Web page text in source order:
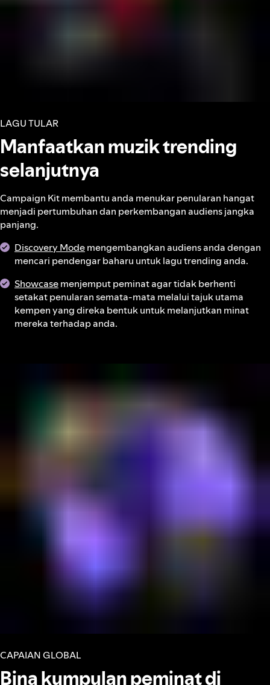
LAGU TULAR
Manfaatkan muzik trending
selanjutnya
Campaign Kit membantu anda menukar penularan hangat
menjadi pertumbuhan dan perkembangan audiens jangka
panjang.
Discovery Modemengembangkan audiens anda dengan
mencari pendengar baharu untuk lagu trending anda.
Showcasemenjemput peminat agar tidak berhenti
setakat penularan semata-mata melalui tajuk utama
kempen yang direka bentuk untuk melanjutkan minat
mereka terhadap anda.
CAPAIAN GLOBAL
Bina kumpulan peminat di